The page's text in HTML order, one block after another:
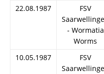
22.08.1987
FSV
- Wormatia
Worms
10.05.1987
FSV